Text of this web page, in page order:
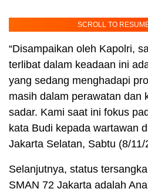
SCROLL TO
“Disampaikan oleh Kapolri,
terlibat dalam keadaan ini
yang sedang menghadapi
masih dalam perawatan dan
sadar. Kami saat ini fokus
kata Budi kepada wartawan
Jakarta Selatan, Sabtu (8/11/
Selanjutnya, status
SMAN 72 Jakarta adalah